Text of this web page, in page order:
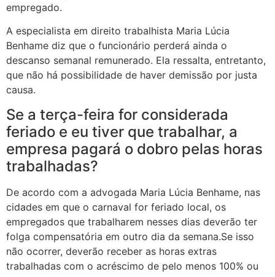
empregado.
A especialista em direito trabalhista Maria Lúcia
Benhame diz que o funcionário perderá ainda o
descanso semanal remunerado. Ela ressalta, entretanto,
que não há possibilidade de haver demissão por justa
causa.
Se a terça-feira for considerada
feriado e eu tiver que trabalhar, a
empresa pagará o dobro pelas horas
trabalhadas?
De acordo com a advogada Maria Lúcia Benhame, nas
cidades em que o carnaval for feriado local, os
empregados que trabalharem nesses dias deverão ter
folga compensatória em outro dia da semana.Se isso
não ocorrer, deverão receber as horas extras
trabalhadas com o acréscimo de pelo menos 100% ou